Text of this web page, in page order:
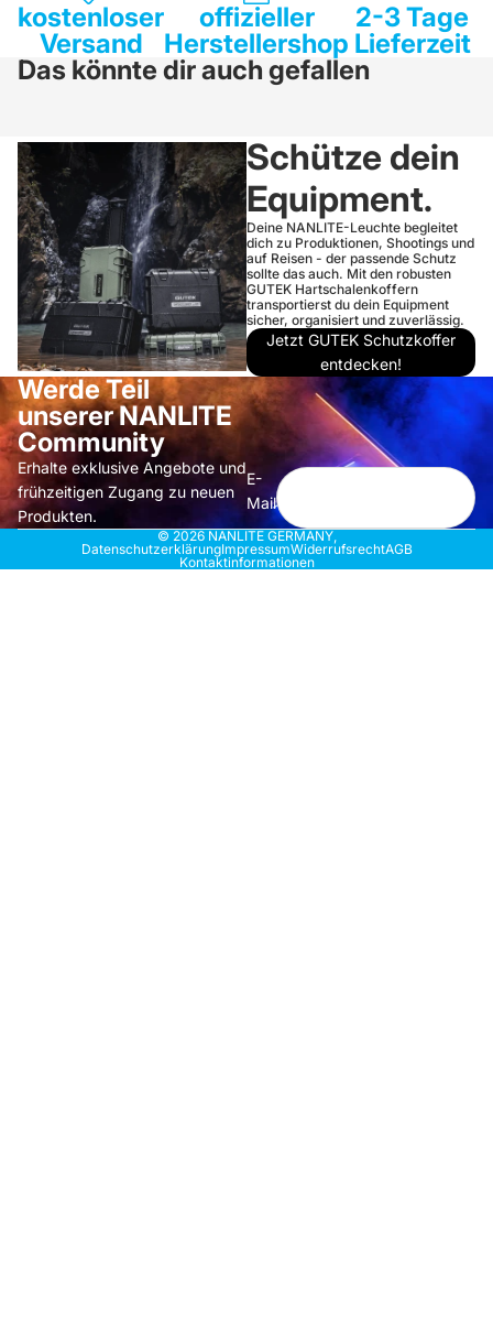
kostenloser
Versand
offizieller
Herstellershop
2-3 Tage
Lieferzeit
Das könnte dir auch gefallen
Schütze dein
Equipment.
Deine NANLITE-Leuchte begleitet
dich zu Produktionen, Shootings und
auf Reisen - der passende Schutz
sollte das auch. Mit den robusten
GUTEK Hartschalenkoffern
transportierst du dein Equipment
sicher, organisiert und zuverlässig.
Jetzt GUTEK Schutzkoffer
entdecken!
Werde Teil
unserer NANLITE
Community
Erhalte exklusive Angebote und
frühzeitigen Zugang zu neuen
Produkten.
E-
Mail
© 2026 NANLITE GERMANY,
DatenschutzerklärungImpressumWiderrufsrechtAGB
Kontaktinformationen